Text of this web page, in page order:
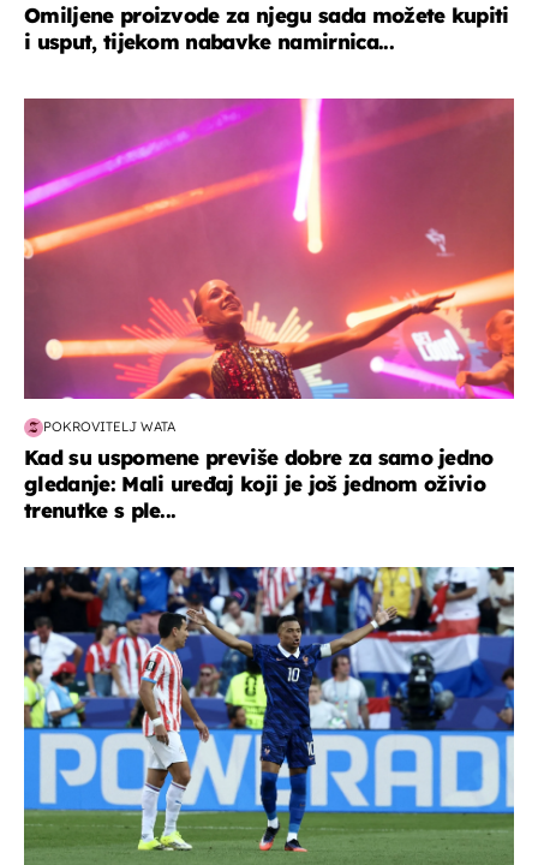
Omiljene proizvode za njegu sada možete kupiti
i usput, tijekom nabavke namirnica...
POKROVITELJ WATA
Kad su uspomene previše dobre za samo jedno
gledanje: Mali uređaj koji je još jednom oživio
trenutke s ple...
svjetsko prvenstvo 2026